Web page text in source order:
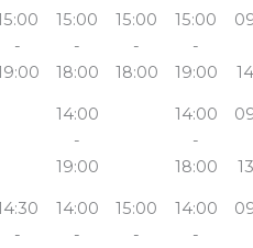
ВТ. СР. ЧТ. ПТ.
-
15:00
-
18:00
15:00
-
18:00
15:00
-
19:00
14:00
-
19:00
14:00
-
18:00
-
14:00
-
15:00
-
14:00
-